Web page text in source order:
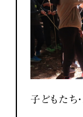
子どもたち